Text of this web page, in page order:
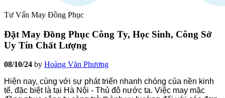
Tư Vấn May Đồng Phục
Đặt May Đồng Phục Công Ty, Học Sinh, Công Sở
Uy Tín Chất Lượng
08/10/24 by Hoàng Văn Phương
Hiện nay, cùng với sự phát triển nhanh chóng của nền kinh
tế, đặc biệt là tại Hà Nội - Thủ đô nước ta. Việc may mặc